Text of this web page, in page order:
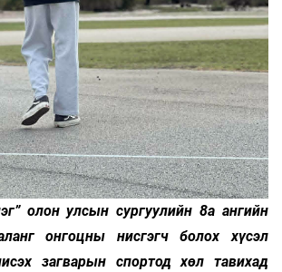
олон улсын сургуулийн 8а ангийн
онгоцны нисгэгч болох хүсэл
загварын спортод хөл тавихад